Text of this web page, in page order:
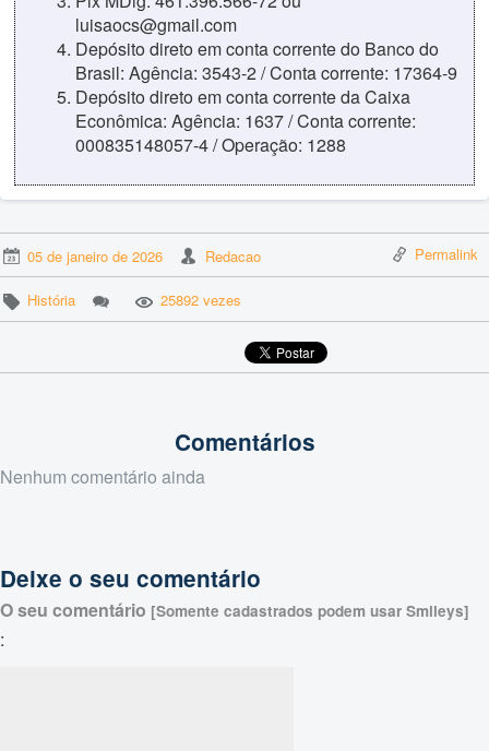
luisaocs@gmail.com
Depósito direto em conta corrente do Banco do
Brasil: Agência: 3543-2 / Conta corrente: 17364-9
Depósito direto em conta corrente da Caixa
Econômica: Agência: 1637 / Conta corrente:
000835148057-4 / Operação: 1288
05 de janeiro de 2026 Redacao Permalink
História 25892 vezes
Comentários
Nenhum comentário ainda
Deixe o seu comentário
O seu comentário [Somente cadastrados podem usar Smileys]
: